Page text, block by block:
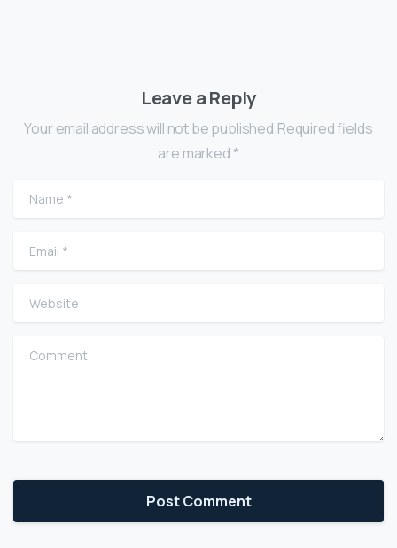
Leave a Reply
Your email address will not be published.Required fields
are marked *
Name
Email
Website
Comment